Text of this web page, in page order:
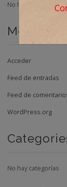
No hay categorías
Meta
Acceder
Feed de entradas
Feed de
WordPress.org
No hay categorías